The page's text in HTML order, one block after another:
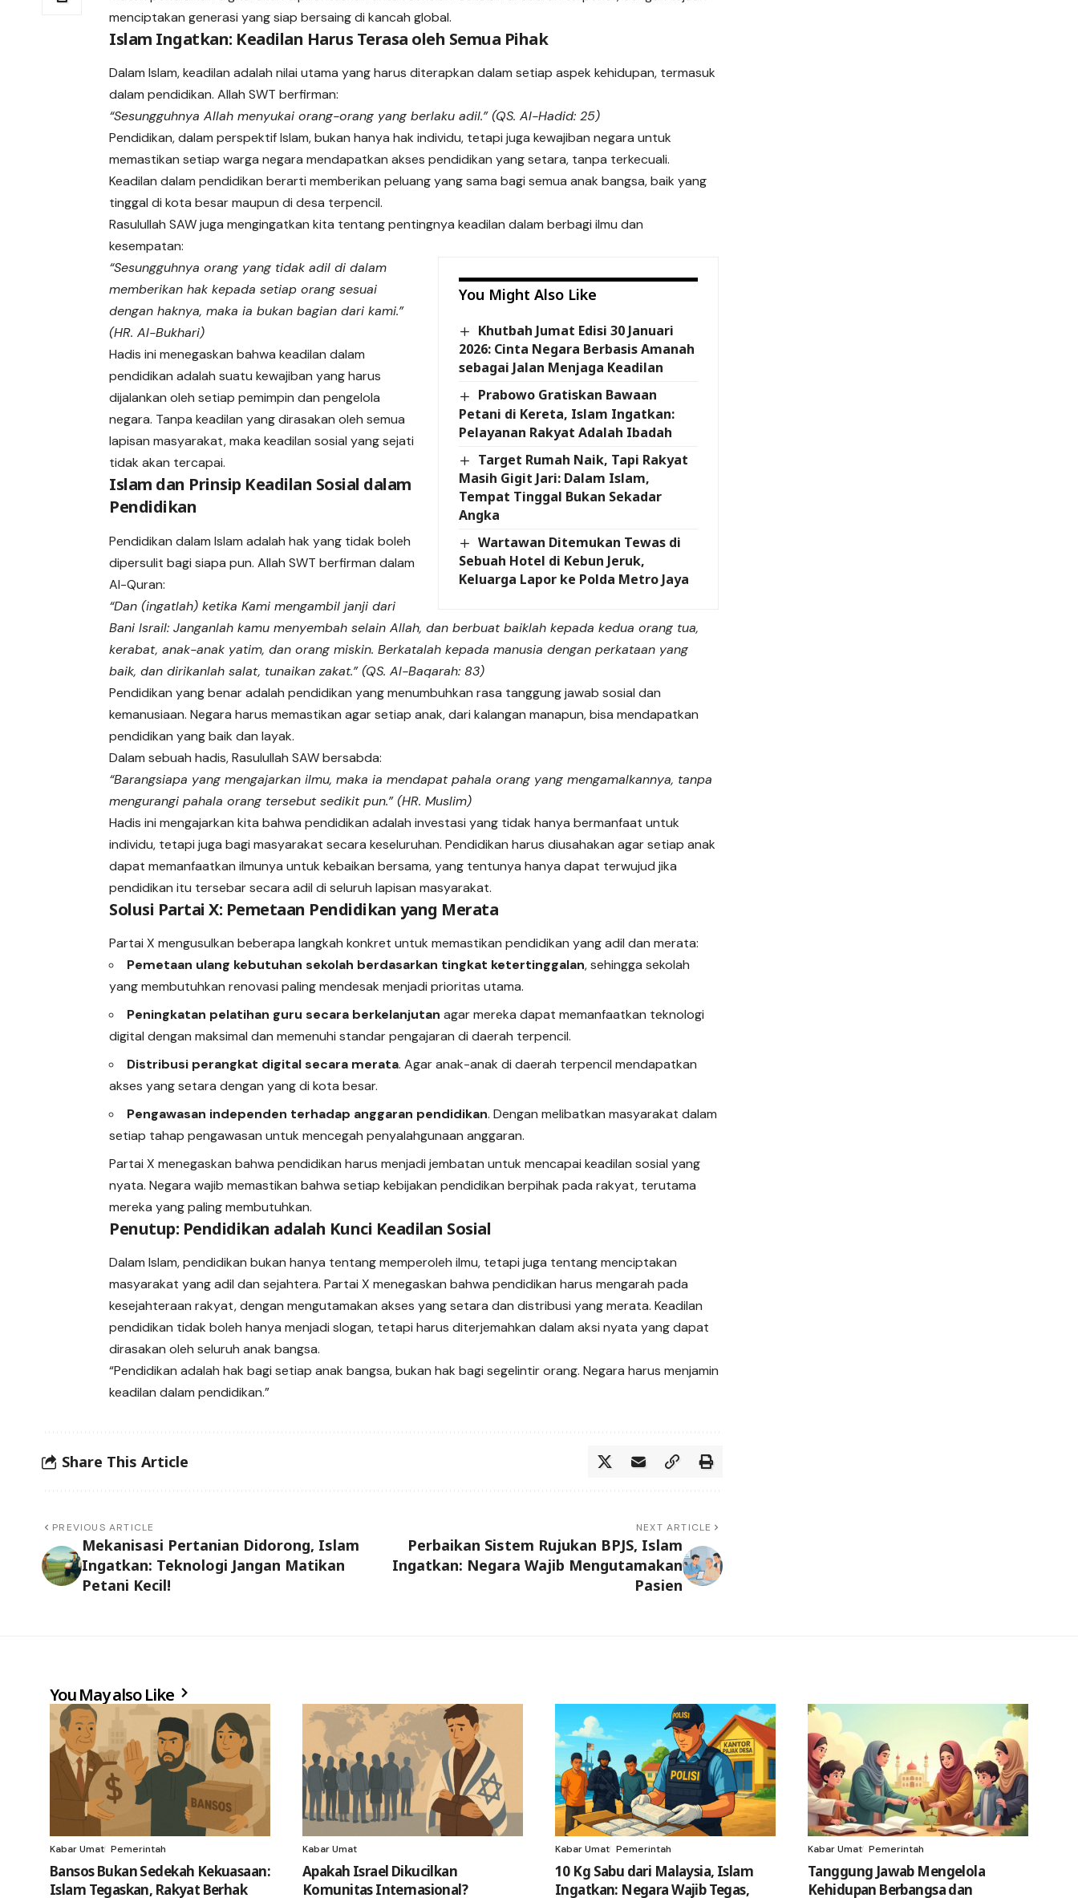
menciptakan generasi yang siap bersaing di kancah global.
Islam Ingatkan: Keadilan Harus Terasa oleh Semua Pihak
Dalam Islam, keadilan adalah nilai utama yang harus diterapkan dalam setiap aspek kehidupan, termasuk
dalam pendidikan. Allah SWT berfirman:
“Sesungguhnya Allah menyukai orang-orang yang berlaku adil.” (QS. Al-Hadid: 25)
Pendidikan, dalam perspektif Islam, bukan hanya hak individu, tetapi juga kewajiban negara untuk
memastikan setiap warga negara mendapatkan akses pendidikan yang setara, tanpa terkecuali.
Keadilan dalam pendidikan berarti memberikan peluang yang sama bagi semua anak bangsa, baik yang
tinggal di kota besar maupun di desa terpencil.
Rasulullah SAW juga mengingatkan kita tentang pentingnya keadilan dalam berbagi ilmu dan
kesempatan:
You Might Also Like
Khutbah Jumat Edisi 30 Januari
2026: Cinta Negara Berbasis Amanah
sebagai Jalan Menjaga Keadilan
Prabowo Gratiskan Bawaan
Petani di Kereta, Islam Ingatkan:
Pelayanan Rakyat Adalah Ibadah
Target Rumah Naik, Tapi Rakyat
Masih Gigit Jari: Dalam Islam,
Tempat Tinggal Bukan Sekadar
Angka
Wartawan Ditemukan Tewas di
Sebuah Hotel di Kebun Jeruk,
Keluarga Lapor ke Polda Metro Jaya
“Sesungguhnya orang yang tidak adil di dalam
memberikan hak kepada setiap orang sesuai
dengan haknya, maka ia bukan bagian dari kami.”
(HR. Al-Bukhari)
Hadis ini menegaskan bahwa keadilan dalam
pendidikan adalah suatu kewajiban yang harus
dijalankan oleh setiap pemimpin dan pengelola
negara. Tanpa keadilan yang dirasakan oleh semua
lapisan masyarakat, maka keadilan sosial yang sejati
tidak akan tercapai.
Islam dan Prinsip Keadilan Sosial dalam
Pendidikan
Pendidikan dalam Islam adalah hak yang tidak boleh
dipersulit bagi siapa pun. Allah SWT berfirman dalam
Al-Quran:
“Dan (ingatlah) ketika Kami mengambil janji dari
Bani Israil: Janganlah kamu menyembah selain Allah, dan berbuat baiklah kepada kedua orang tua,
kerabat, anak-anak yatim, dan orang miskin. Berkatalah kepada manusia dengan perkataan yang
baik, dan dirikanlah salat, tunaikan zakat.” (QS. Al-Baqarah: 83)
Pendidikan yang benar adalah pendidikan yang menumbuhkan rasa tanggung jawab sosial dan
kemanusiaan. Negara harus memastikan agar setiap anak, dari kalangan manapun, bisa mendapatkan
pendidikan yang baik dan layak.
Dalam sebuah hadis, Rasulullah SAW bersabda:
“Barangsiapa yang mengajarkan ilmu, maka ia mendapat pahala orang yang mengamalkannya, tanpa
mengurangi pahala orang tersebut sedikit pun.” (HR. Muslim)
Hadis ini mengajarkan kita bahwa pendidikan adalah investasi yang tidak hanya bermanfaat untuk
individu, tetapi juga bagi masyarakat secara keseluruhan. Pendidikan harus diusahakan agar setiap anak
dapat memanfaatkan ilmunya untuk kebaikan bersama, yang tentunya hanya dapat terwujud jika
pendidikan itu tersebar secara adil di seluruh lapisan masyarakat.
Solusi Partai X: Pemetaan Pendidikan yang Merata
Partai X mengusulkan beberapa langkah konkret untuk memastikan pendidikan yang adil dan merata:
Pemetaan ulang kebutuhan sekolah berdasarkan tingkat ketertinggalan, sehingga sekolah
yang membutuhkan renovasi paling mendesak menjadi prioritas utama.
Peningkatan pelatihan guru secara berkelanjutan agar mereka dapat memanfaatkan teknologi
digital dengan maksimal dan memenuhi standar pengajaran di daerah terpencil.
Distribusi perangkat digital secara merata. Agar anak-anak di daerah terpencil mendapatkan
akses yang setara dengan yang di kota besar.
Pengawasan independen terhadap anggaran pendidikan. Dengan melibatkan masyarakat dalam
setiap tahap pengawasan untuk mencegah penyalahgunaan anggaran.
Partai X menegaskan bahwa pendidikan harus menjadi jembatan untuk mencapai keadilan sosial yang
nyata. Negara wajib memastikan bahwa setiap kebijakan pendidikan berpihak pada rakyat, terutama
mereka yang paling membutuhkan.
Penutup: Pendidikan adalah Kunci Keadilan Sosial
Dalam Islam, pendidikan bukan hanya tentang memperoleh ilmu, tetapi juga tentang menciptakan
masyarakat yang adil dan sejahtera. Partai X menegaskan bahwa pendidikan harus mengarah pada
kesejahteraan rakyat, dengan mengutamakan akses yang setara dan distribusi yang merata. Keadilan
pendidikan tidak boleh hanya menjadi slogan, tetapi harus diterjemahkan dalam aksi nyata yang dapat
dirasakan oleh seluruh anak bangsa.
“Pendidikan adalah hak bagi setiap anak bangsa, bukan hak bagi segelintir orang. Negara harus menjamin
keadilan dalam pendidikan.”
Share This Article
PREVIOUS ARTICLE
Mekanisasi Pertanian Didorong, Islam
Ingatkan: Teknologi Jangan Matikan
Petani Kecil!
NEXT ARTICLE
Perbaikan Sistem Rujukan BPJS, Islam
Ingatkan: Negara Wajib Mengutamakan
Pasien
You May also Like
Kabar Umat Pemerintah
Bansos Bukan Sedekah Kekuasaan:
Islam Tegaskan, Rakyat Berhak
Kabar Umat
Apakah Israel Dikucilkan
Komunitas Internasional?
Kabar Umat Pemerintah
10 Kg Sabu dari Malaysia, Islam
Ingatkan: Negara Wajib Tegas,
Kabar Umat Pemerintah
Tanggung Jawab Mengelola
Kehidupan Berbangsa dan